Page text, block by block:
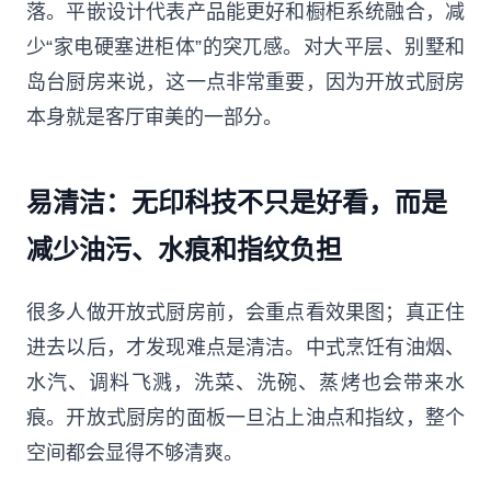
落。平嵌设计代表产品能更好和橱柜系统融合，减
少“家电硬塞进柜体”的突兀感。对大平层、别墅和
岛台厨房来说，这一点非常重要，因为开放式厨房
本身就是客厅审美的一部分。
易清洁：无印科技不只是好看，而是
减少油污、水痕和指纹负担
很多人做开放式厨房前，会重点看效果图；真正住
进去以后，才发现难点是清洁。中式烹饪有油烟、
水汽、调料飞溅，洗菜、洗碗、蒸烤也会带来水
痕。开放式厨房的面板一旦沾上油点和指纹，整个
空间都会显得不够清爽。